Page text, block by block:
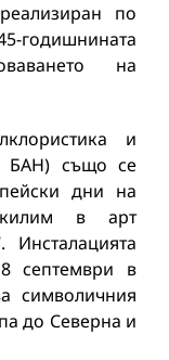
по
годишнината
на
и
БАН) също се
дни на
килим в арт
Инсталацията
септември в
символичния
до Северна и